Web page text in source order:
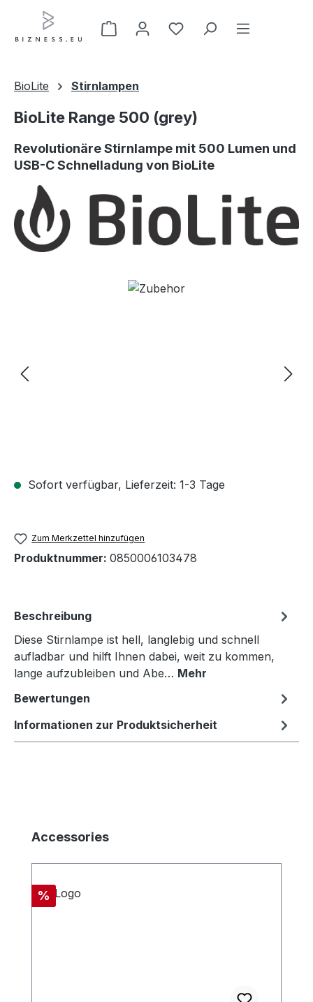
Zum Hauptinhalt springen
BioLite Stirnlampen
BioLite Range 500 (grey)
Revolutionäre Stirnlampe mit 500 Lumen und
USB-C Schnelladung von BioLite
Bildergalerie überspringen
Sofort verfügbar, Lieferzeit: 1-3 Tage
Zum Merkzettel hinzufügen
Produktnummer: 0850006103478
Beschreibung
Diese Stirnlampe ist hell, langlebig und schnell
aufladbar und hilft Ihnen dabei, weit zu kommen,
lange aufzubleiben und Abe… Mehr
Bewertungen
Informationen zur Produktsicherheit
Produktgalerie überspringen
Accessories
Rabatt
%